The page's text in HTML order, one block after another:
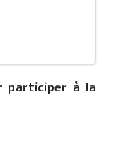
participer à la